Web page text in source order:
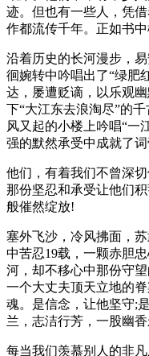
迹。但也有一些人，凭
作都流传千年。正如书中
沿着历史的长河漫步，
徊婉转中吟唱出了“绿肥
达，屡遭贬谪，以乐观
下“大江东去浪淘尽”的
风又起的小楼上吟唱“一
强的默然承受中成就了词
他们，有着我们不曾深
那份坚忍和承受让他们
般催然绽放!
塞外飞沙，冷风拂面，
中苦忍19载，一颗赤胆
河，却不移心中那份守
一个大丈夫顶天立地的
魂。是信念，让他坚守;
兰，志洁行芳，一股幽香
每当我们羡慕别人的非